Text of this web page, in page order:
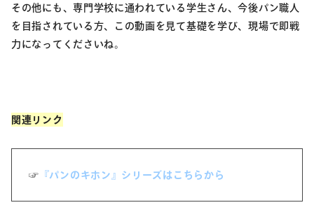
その他にも、専門学校に通われている学生さん、今後パン職人
を目指されている方、この動画を見て基礎を学び、現場で即戦
力になってくださいね。
関連リンク
☞ 『パンのキホン』シリーズはこちらから